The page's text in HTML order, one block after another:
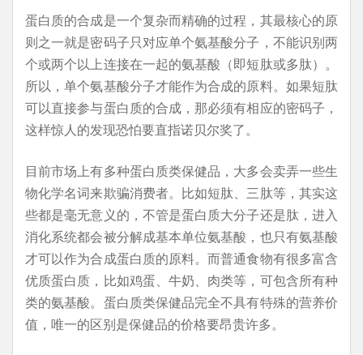
蛋白质的合成是一个复杂而精确的过程，其最核心的原
则之一就是密码子只对应单个氨基酸分子，不能识别两
个或两个以上连接在一起的氨基酸（即短肽或多肽）。
所以，单个氨基酸分子才能作为合成的原料。如果短肽
可以直接参与蛋白质的合成，那必须有相应的密码子，
这样惊人的发现恐怕要直指诺贝尔奖了。
目前市场上有多种蛋白质类保健品，大多会卖弄一些生
物化学名词来欺骗消费者。比如短肽、三肽等，其实这
些都是毫无意义的，不管是蛋白质大分子还是肽，进入
消化系统都会被分解成基本单位氨基酸，也只有氨基酸
才可以作为合成蛋白质的原料。而普通食物有很多富含
优质蛋白质，比如鸡蛋、牛奶、肉类等，可包含所有种
类的氨基酸。蛋白质类保健品完全不具有特殊的营养价
值，唯一的区别是保健品的价格要昂贵许多。